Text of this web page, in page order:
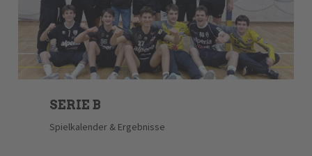
SERIE B
Spielkalender & Ergebnisse